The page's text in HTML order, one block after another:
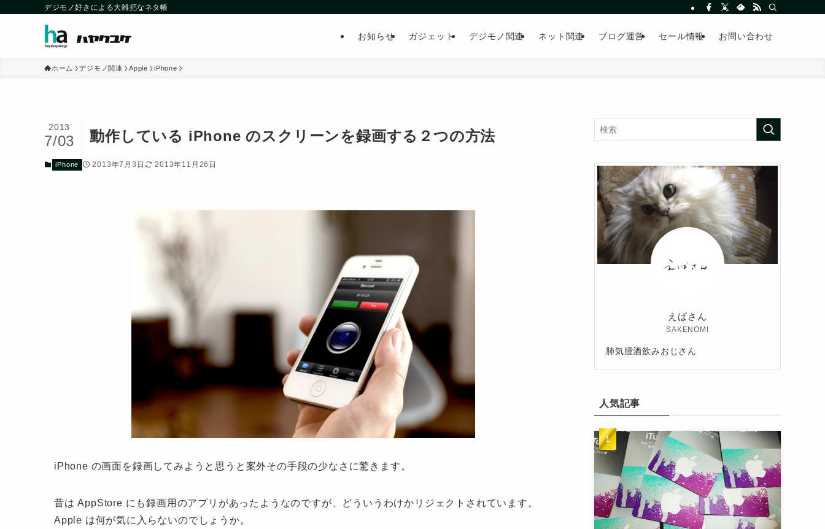
デジモノ好きによる大雑把なネタ帳
お知らせ ガジェット デジモノ関連 ネット関連 ブログ運営 セール情報 お問い合わせ
ホーム デジモノ関連 Apple iPhone
動作している iPhone のスクリーンを録画する２つの方法
2013
7/03
iPhone 2013年7月3日 2013年11月26日
iPhone の画面を録画してみようと思うと案外その手段の少なさに驚きます。
昔は AppStore にも録画用のアプリがあったようなのですが、どういうわけかリジェクトされています。
Apple は何が気に入らないのでしょうか。
えばさん
SAKENOMI
肺気腫酒飲みおじさん
人気記事